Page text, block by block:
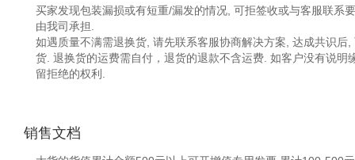
买家发现包装漏损或有短重/漏发的情况, 可拒签收或与客服联系
由我司承担.
如遇质量不满需退换货, 请先联系客服协商解决方案, 达成共识后
货. 退换货的运费需自付，退货的退款不含运费. 如客户没有说明
留拒绝的权利.
销售文档